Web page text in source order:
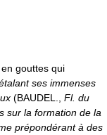
gouttes qui
ses immenses
(BAUDEL., Fl. du
sur la formation de la
prépondérant à des